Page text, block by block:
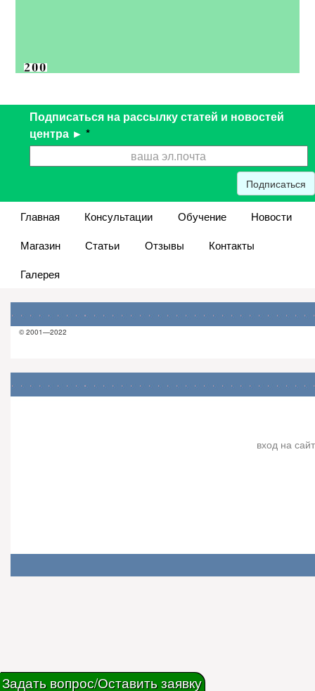
Подписаться на рассылку статей и новостей
центра ► *
Подписаться
Главная Консультации Обучение
Новости
Магазин
Статьи Отзывы
Контакты
Галерея
© 2001—2022
Задать вопрос/Оставить заявку
вход на сайт